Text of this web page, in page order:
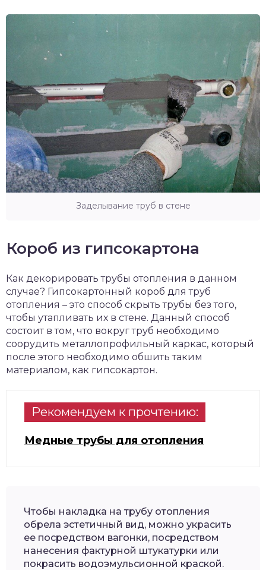
Заделывание труб в стене
Короб из гипсокартона
Как декорировать трубы отопления в данном
случае? Гипсокартонный короб для труб
отопления – это способ скрыть трубы без того,
чтобы утапливать их в стене. Данный способ
состоит в том, что вокруг труб необходимо
соорудить металлопрофильный каркас, который
после этого необходимо обшить таким
материалом, как гипсокартон.
Рекомендуем к прочтению:
Медные трубы для отопления
Чтобы накладка на трубу отопления
обрела эстетичный вид, можно украсить
ее посредством вагонки, посредством
нанесения фактурной штукатурки или
покрасить водоэмульсионной краской.